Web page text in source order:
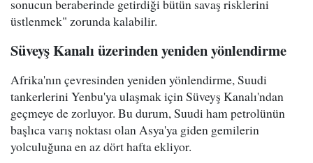
sonucun beraberinde getirdiği bütün savaş risklerini
üstlenmek" zorunda kalabilir.
Süveyş Kanalı üzerinden yeniden yönlendirme
Afrika'nın çevresinden yeniden yönlendirme, Suudi
tankerlerini Yenbu'ya ulaşmak için Süveyş Kanalı'ndan
geçmeye de zorluyor. Bu durum, Suudi ham petrolünün
başlıca varış noktası olan Asya'ya giden gemilerin
yolculuğuna en az dört hafta ekliyor.